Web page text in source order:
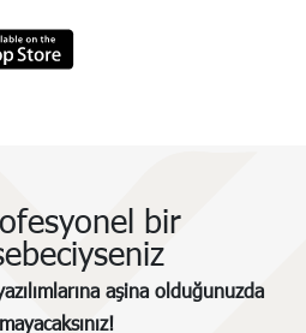
bir
aşina olduğunuzda